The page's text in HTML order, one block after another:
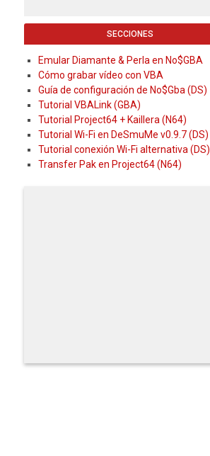
SECCIONES
Emular Diamante & Perla en No$GBA
Cómo grabar vídeo con VBA
Guía de configuración de No$Gba (DS)
Tutorial VBALink (GBA)
Tutorial Project64 + Kaillera (N64)
Tutorial Wi-Fi en DeSmuMe v0.9.7 (DS)
Tutorial conexión Wi-Fi alternativa (DS)
Transfer Pak en Project64 (N64)